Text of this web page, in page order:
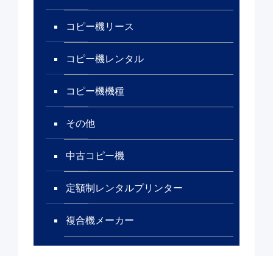
コピー機リース
コピー機レンタル
コピー機機種
その他
中古コピー機
定額制レンタルプリンター
複合機メーカー